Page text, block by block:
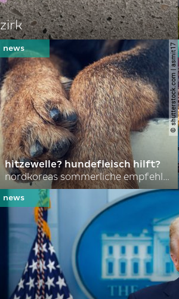
© shutterstock.com | asmit17
hitzewelle? hundefleisch hilft?
nordkoreas sommerliche empfehlungen